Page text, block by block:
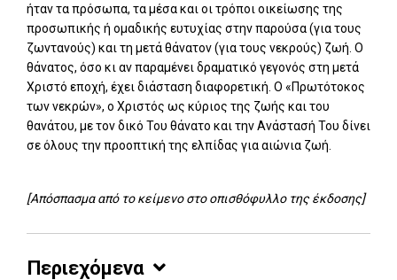
ήταν τα πρόσωπα, τα μέσα και οι τρόποι οικείωσης της
προσωπικής ή ομαδικής ευτυχίας στην παρούσα (για τους
ζωντανούς) και τη μετά θάνατον (για τους νεκρούς) ζωή. Ο
θάνατος, όσο κι αν παραμένει δραματικό γεγονός στη μετά
Χριστό εποχή, έχει διάσταση διαφορετική. Ο «Πρωτότοκος
των νεκρών», ο Χριστός ως κύριος της ζωής και του
θανάτου, με τον δικό Του θάνατο και την Ανάστασή Του δίνει
σε όλους την προοπτική της ελπίδας για αιώνια ζωή.
[Απόσπασμα από το κείμενο στο οπισθόφυλλο της έκδοσης]
Περιεχόμενα